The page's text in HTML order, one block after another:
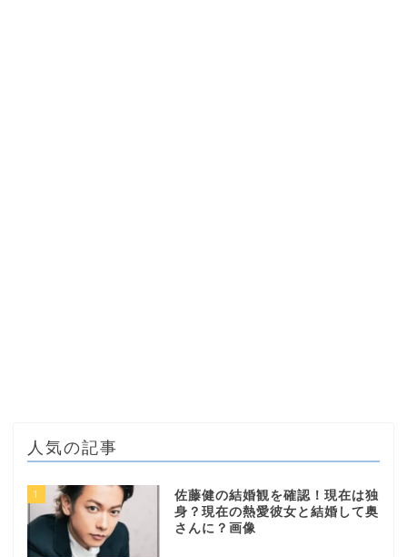
人気の記事
1
佐藤健の結婚観を確認！現在は独
身？現在の熱愛彼女と結婚して奥
さんに？画像